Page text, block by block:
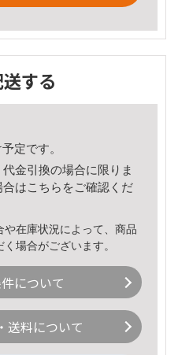
する
定です。
金引換の場合に限りま
はこちら をご確認くだ
在庫状況によって、商品
場合がございます。
について
送料について